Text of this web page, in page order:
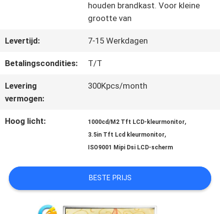
VRAAG
EEN
OFFERTE
PRIVACY
POLICY
houden brandkast. Voor kleine
grootte van
Levertijd: 7-15 Werkdagen
Betalingscondities: T/T
Levering
vermogen:
300Kpcs/month
Hoog licht: 1000cd/M2 Tft LCD-kleurmonitor,
3.5in Tft Lcd kleurmonitor,
ISO9001 Mipi Dsi LCD-scherm
BESTE PRIJS